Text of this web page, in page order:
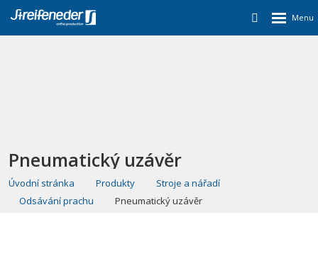
Pneumatický uzávěr
Úvodní stránka Produkty
Stroje a nářadí
Odsávání prachu
Pneumatický uzávěr